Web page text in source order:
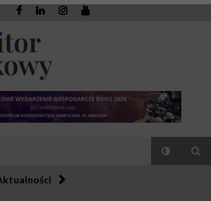
Monitor
Rynkowy